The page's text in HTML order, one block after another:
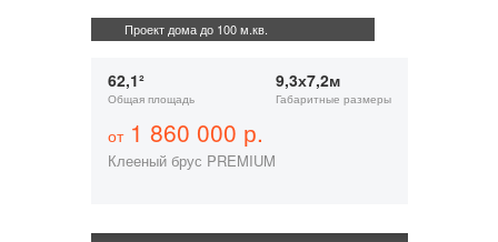
Проект дома до 100 м.кв.
62,1²
Общая площадь
9,3х7,2м
Габаритные размеры
от1 860 000 р.
Клееный брус PREMIUM